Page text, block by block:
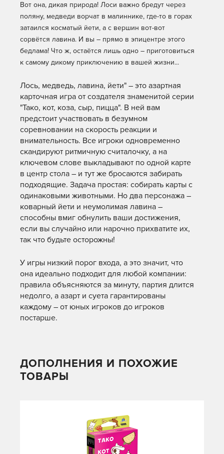
Вот она, дикая природа! Лоси важно бредут через
поляну, медведи ворчат в малиннике, где-то в горах
затаился косматый йети, а с вершин вот-вот
сорвётся лавина. И вы – прямо в эпицентре этого
бедлама! Что ж, остаётся лишь одно – приготовиться
к самому дикому приключению в вашей жизни...
Лось, медведь, лавина, йети" – это азартная
карточная игра от создателя знаменитой серии
"Тако, кот, коза, сыр, пицца". В ней вам
предстоит участвовать в безумном
соревновании на скорость реакции и
внимательность. Все игроки одновременно
скандируют ритмичную считалочку, а на
ключевом слове выкладывают по одной карте
в центр стола – и тут же бросаются забирать
подходящие. Задача простая: собирать карты с
одинаковыми животными. Но два персонажа –
коварный йети и неумолимая лавина –
способны вмиг обнулить ваши достижения,
если вы случайно или нарочно прихватите их,
так что будьте осторожны!
У игры низкий порог входа, а это значит, что
она идеально подходит для любой компании:
правила объясняются за минуту, партия длится
недолго, а азарт и суета гарантированы
каждому – от юных игроков до игроков
постарше.
ДОПОЛНЕНИЯ И ПОХОЖИЕ
ТОВАРЫ